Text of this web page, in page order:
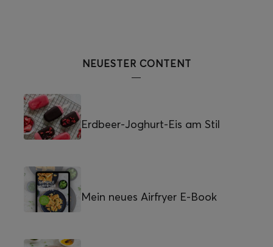
NEUESTER CONTENT
Erdbeer-Joghurt-Eis am Stil
Mein neues Airfryer E-Book